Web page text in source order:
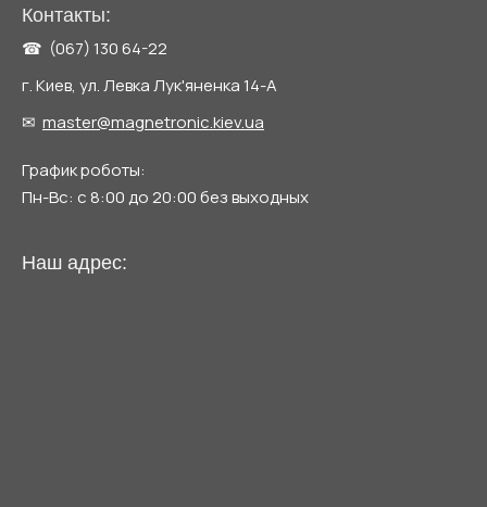
Контакты:
☎ (067) 130 64-22
г. Киев, ул. Левка Лук'яненка 14-А
✉ master@magnetronic.kiev.ua
График роботы:
Пн-Вс: с 8:00 до 20:00 без выходных
Наш адрес: